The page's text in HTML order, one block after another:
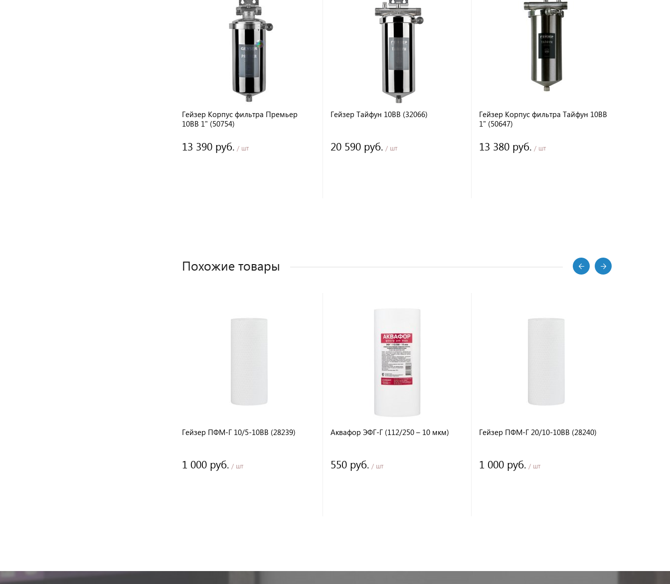
Гейзер Корпус фильтра Премьер
10BB 1" (50754)
13 390 руб. / шт
Гейзер Тайфун 10ВВ (32066)
20 590 руб. / шт
Гейзер Корпус фильтра Тайфун 10BB
1" (50647)
13 380 руб. / шт
Похожие товары
Гейзер ПФМ-Г 10/5-10BB (28239)
1 000 руб. / шт
Аквафор ЭФГ-Г (112/250 – 10 мкм)
550 руб. / шт
Гейзер ПФМ-Г 20/10-10BB (28240)
1 000 руб. / шт